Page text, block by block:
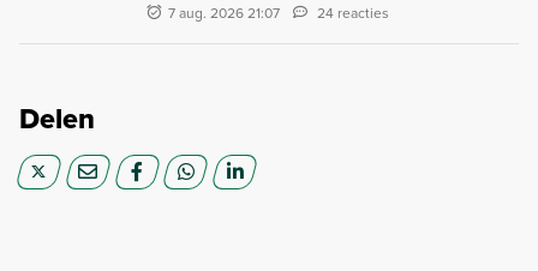
7 aug. 2026 21:07 24 reacties
Delen